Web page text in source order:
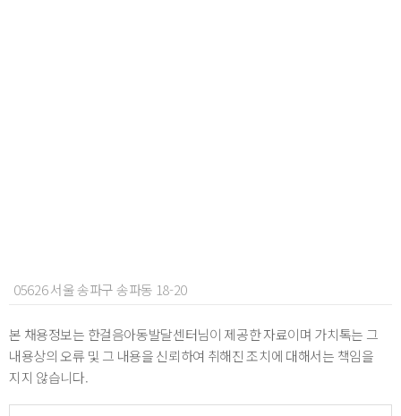
05626 서울 송파구 송파동 18-20
본 채용정보는 한걸음아동발달센터님이 제공한 자료이며 가치톡는 그
내용상의 오류 및 그 내용을 신뢰하여 취해진 조치에 대해서는 책임을
지지 않습니다.